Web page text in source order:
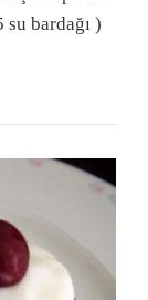
bardağı )